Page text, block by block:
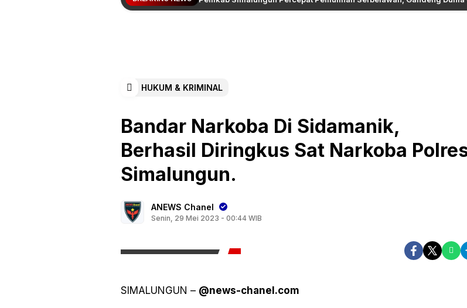
HUKUM & KRIMINAL
Bandar Narkoba Di Sidamanik,
Berhasil Diringkus Sat Narkoba
Simalungun.
ANEWS Chanel
Senin, 29 Mei 2023 - 00:44 WIB
SIMALUNGUN – @news-chanel.com